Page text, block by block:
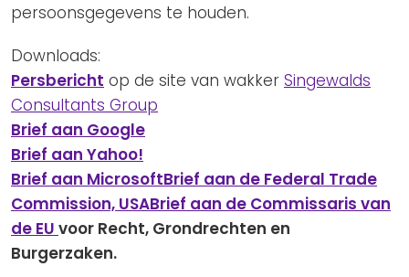
persoonsgegevens te houden.
Downloads:
Persbericht op de site van wakker Singewalds
Consultants Group
Brief aan Google
Brief aan Yahoo!
Brief aan MicrosoftBrief aan de Federal Trade
Commission, USABrief aan de Commissaris van
de EU voor Recht, Grondrechten en
Burgerzaken.